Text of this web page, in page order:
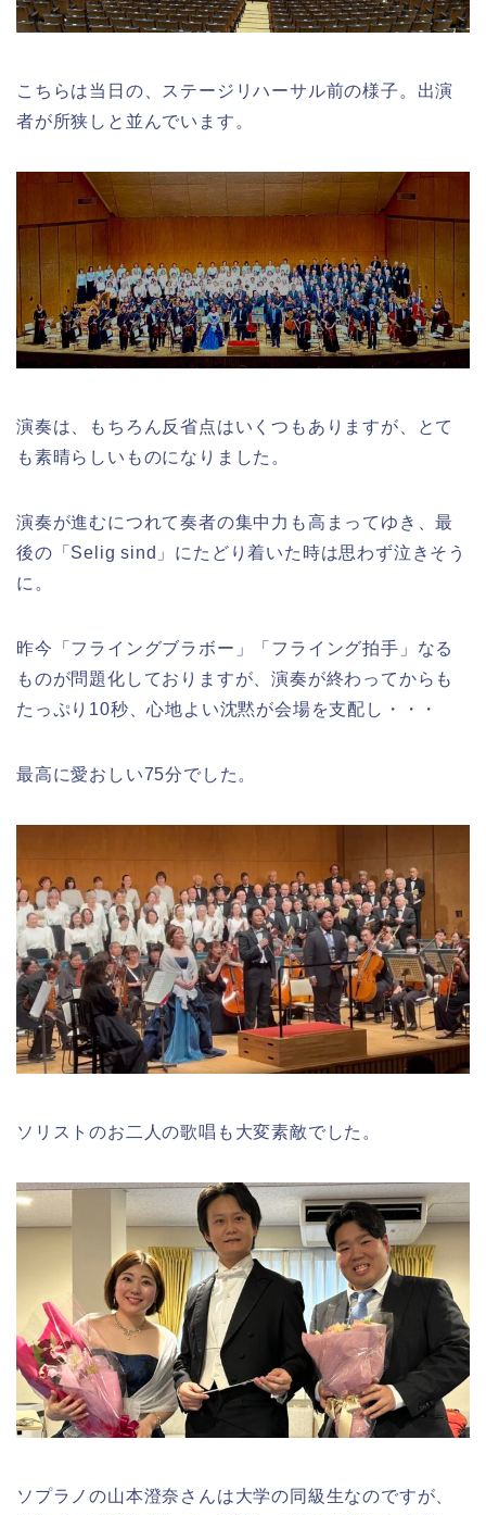
こちらは当日の、ステージリハーサル前の様子。出演
者が所狭しと並んでいます。
演奏は、もちろん反省点はいくつもありますが、とて
も素晴らしいものになりました。
演奏が進むにつれて奏者の集中力も高まってゆき、最
後の「Selig sind」にたどり着いた時は思わず泣きそう
に。
昨今「フライングブラボー」「フライング拍手」なる
ものが問題化しておりますが、演奏が終わってからも
たっぷり10秒、心地よい沈黙が会場を支配し・・・
最高に愛おしい75分でした。
ソリストのお二人の歌唱も大変素敵でした。
ソプラノの山本澄奈さんは大学の同級生なのですが、